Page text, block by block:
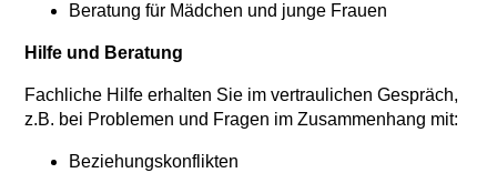
Beratung für Mädchen und junge Frauen
Hilfe und Beratung
Fachliche Hilfe erhalten Sie im vertraulichen Gespräch,
z.B. bei Problemen und Fragen im Zusammenhang mit:
Beziehungskonflikten